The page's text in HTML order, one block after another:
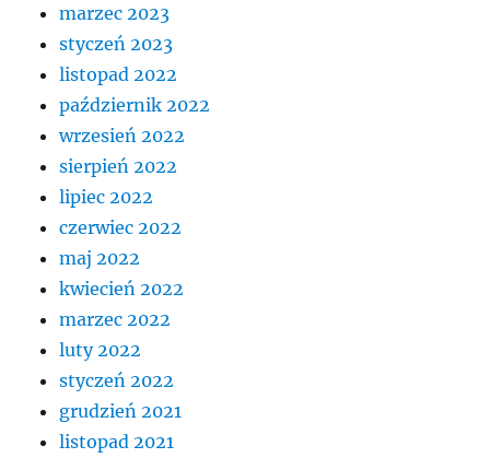
marzec 2023
styczeń 2023
listopad 2022
październik 2022
wrzesień 2022
sierpień 2022
lipiec 2022
czerwiec 2022
maj 2022
kwiecień 2022
marzec 2022
luty 2022
styczeń 2022
grudzień 2021
listopad 2021